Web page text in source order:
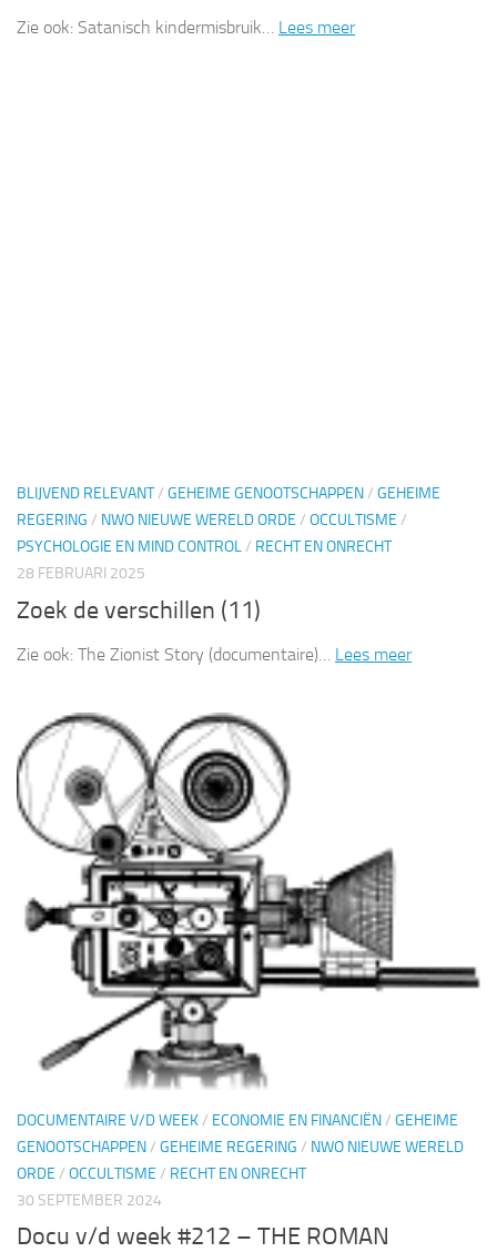
Zie ook: Satanisch kindermisbruik… Lees meer
BLIJVEND RELEVANT/ GEHEIME GENOOTSCHAPPEN/ GEHEIME
REGERING / NWO NIEUWE WERELD ORDE / OCCULTISME /
PSYCHOLOGIE EN MIND CONTROL/ RECHT EN ONRECHT
28 FEBRUARI 2025
Zoek de verschillen (11)
Zie ook: The Zionist Story (documentaire)… Lees meer
DOCUMENTAIRE V/D WEEK/ ECONOMIE EN FINANCIËN/ GEHEIME
GENOOTSCHAPPEN/ GEHEIME REGERING / NWO NIEUWE WERELD
ORDE / OCCULTISME / RECHT EN ONRECHT
30 SEPTEMBER 2024
Docu v/d week #212 – THE ROMAN